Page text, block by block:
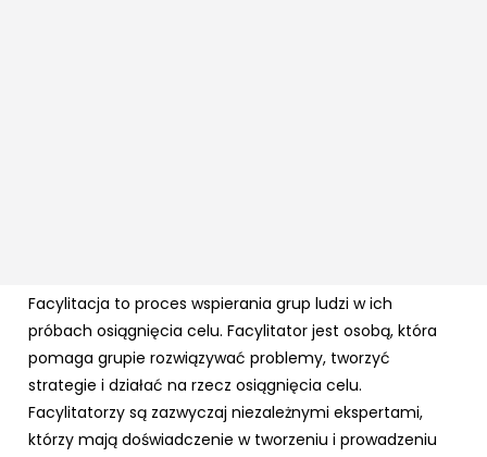
Facylitacja to proces wspierania grup ludzi w ich
próbach osiągnięcia celu. Facylitator jest osobą, która
pomaga grupie rozwiązywać problemy, tworzyć
strategie i działać na rzecz osiągnięcia celu.
Facylitatorzy są zazwyczaj niezależnymi ekspertami,
którzy mają doświadczenie w tworzeniu i prowadzeniu